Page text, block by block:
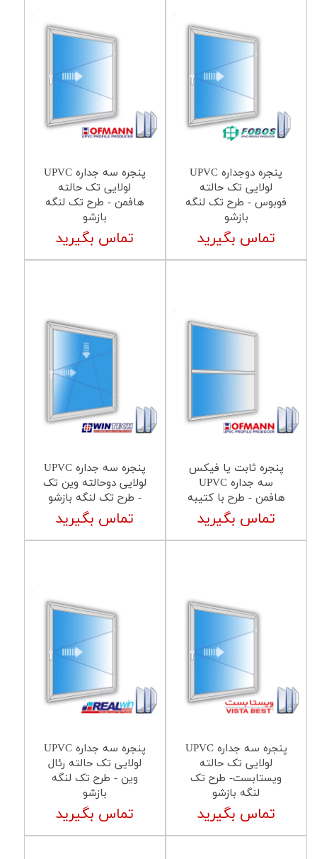
پنجره دوجداره UPVC
لولایی تک حالته
فوبوس - طرح تک لنگه
بازشو
تماس بگیرید
پنجره سه جداره UPVC
لولایی تک حالته
هافمن - طرح تک لنگه
بازشو
تماس بگیرید
پنجره ثابت یا فیکس
سه جداره UPVC
هافمن - طرح با کتیبه
تماس بگیرید
پنجره سه جداره UPVC
لولایی دوحالته وین تک
- طرح تک لنگه بازشو
تماس بگیرید
پنجره سه جداره UPVC
لولایی تک حالته
ویستابست- طرح تک
لنگه بازشو
تماس بگیرید
پنجره سه جداره UPVC
لولایی تک حالته رئال
وین - طرح تک لنگه
بازشو
تماس بگیرید